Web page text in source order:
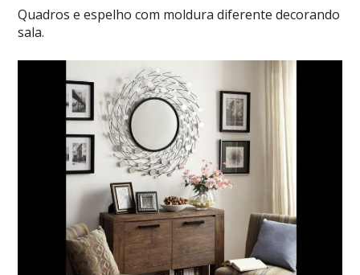
Quadros e espelho com moldura diferente decorando
sala.